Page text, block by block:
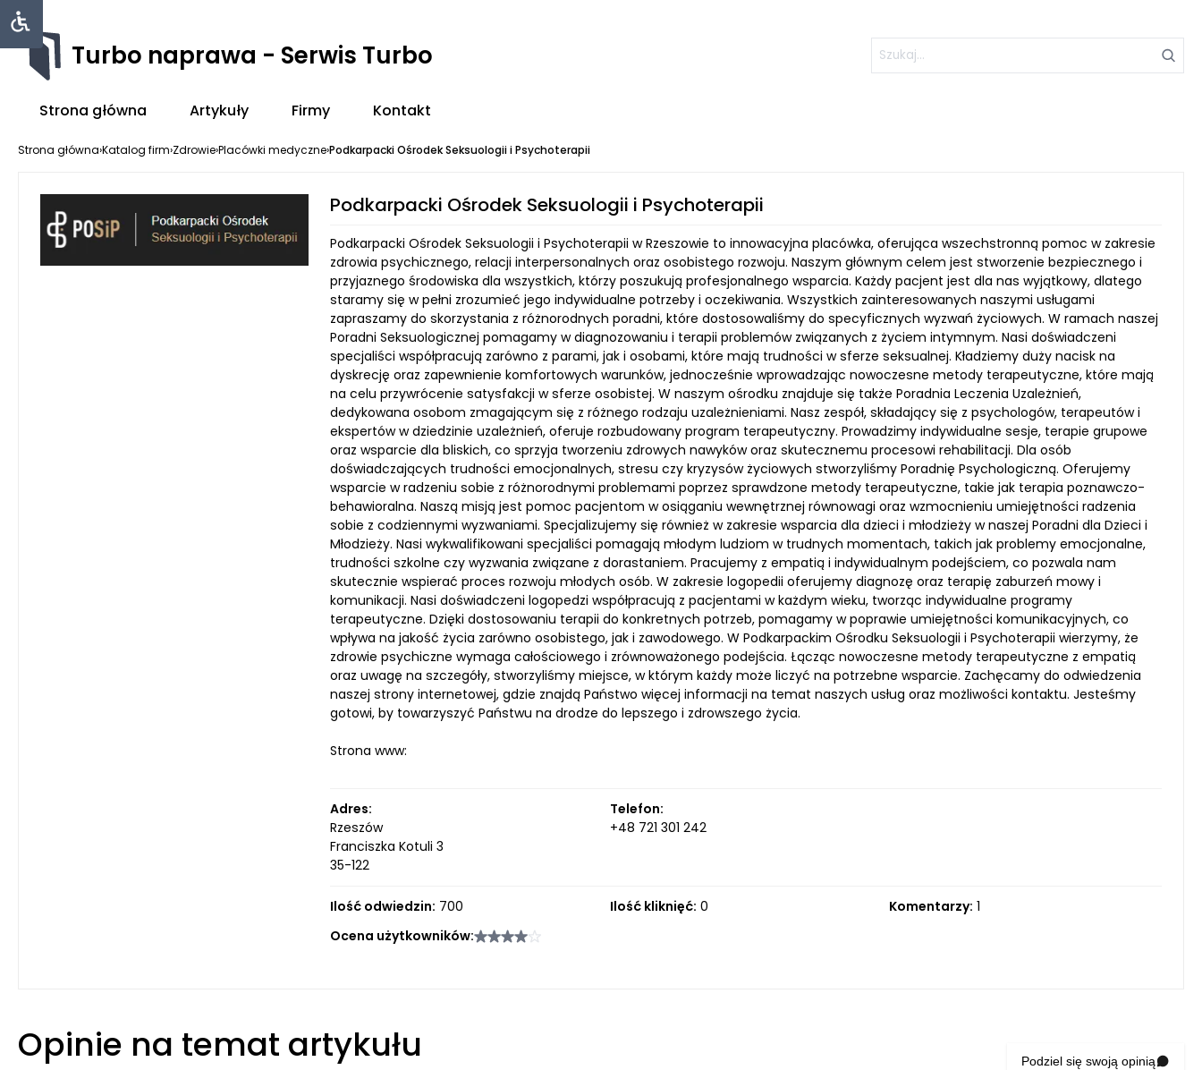
Turbo naprawa - Serwis Turbo
Strona główna Artykuły Firmy Kontakt
Strona główna›Katalog firm›Zdrowie›Placówki medyczne›Podkarpacki Ośrodek Seksuologii i Psychoterapii
Podkarpacki Ośrodek Seksuologii i Psychoterapii
Podkarpacki Ośrodek Seksuologii i Psychoterapii w Rzeszowie to innowacyjna placówka, oferująca wszechstronną pomoc w zakresie
zdrowia psychicznego, relacji interpersonalnych oraz osobistego rozwoju. Naszym głównym celem jest stworzenie bezpiecznego i
przyjaznego środowiska dla wszystkich, którzy poszukują profesjonalnego wsparcia. Każdy pacjent jest dla nas wyjątkowy, dlatego
staramy się w pełni zrozumieć jego indywidualne potrzeby i oczekiwania. Wszystkich zainteresowanych naszymi usługami
zapraszamy do skorzystania z różnorodnych poradni, które dostosowaliśmy do specyficznych wyzwań życiowych. W ramach naszej
Poradni Seksuologicznej pomagamy w diagnozowaniu i terapii problemów związanych z życiem intymnym. Nasi doświadczeni
specjaliści współpracują zarówno z parami, jak i osobami, które mają trudności w sferze seksualnej. Kładziemy duży nacisk na
dyskrecję oraz zapewnienie komfortowych warunków, jednocześnie wprowadzając nowoczesne metody terapeutyczne, które mają
na celu przywrócenie satysfakcji w sferze osobistej. W naszym ośrodku znajduje się także Poradnia Leczenia Uzależnień,
dedykowana osobom zmagającym się z różnego rodzaju uzależnieniami. Nasz zespół, składający się z psychologów, terapeutów i
ekspertów w dziedzinie uzależnień, oferuje rozbudowany program terapeutyczny. Prowadzimy indywidualne sesje, terapie grupowe
oraz wsparcie dla bliskich, co sprzyja tworzeniu zdrowych nawyków oraz skutecznemu procesowi rehabilitacji. Dla osób
doświadczających trudności emocjonalnych, stresu czy kryzysów życiowych stworzyliśmy Poradnię Psychologiczną. Oferujemy
wsparcie w radzeniu sobie z różnorodnymi problemami poprzez sprawdzone metody terapeutyczne, takie jak terapia poznawczo-
behawioralna. Naszą misją jest pomoc pacjentom w osiąganiu wewnętrznej równowagi oraz wzmocnieniu umiejętności radzenia
sobie z codziennymi wyzwaniami. Specjalizujemy się również w zakresie wsparcia dla dzieci i młodzieży w naszej Poradni dla Dzieci i
Młodzieży. Nasi wykwalifikowani specjaliści pomagają młodym ludziom w trudnych momentach, takich jak problemy emocjonalne,
trudności szkolne czy wyzwania związane z dorastaniem. Pracujemy z empatią i indywidualnym podejściem, co pozwala nam
skutecznie wspierać proces rozwoju młodych osób. W zakresie logopedii oferujemy diagnozę oraz terapię zaburzeń mowy i
komunikacji. Nasi doświadczeni logopedzi współpracują z pacjentami w każdym wieku, tworząc indywidualne programy
terapeutyczne. Dzięki dostosowaniu terapii do konkretnych potrzeb, pomagamy w poprawie umiejętności komunikacyjnych, co
wpływa na jakość życia zarówno osobistego, jak i zawodowego. W Podkarpackim Ośrodku Seksuologii i Psychoterapii wierzymy, że
zdrowie psychiczne wymaga całościowego i zrównoważonego podejścia. Łącząc nowoczesne metody terapeutyczne z empatią
oraz uwagę na szczegóły, stworzyliśmy miejsce, w którym każdy może liczyć na potrzebne wsparcie. Zachęcamy do odwiedzenia
naszej strony internetowej, gdzie znajdą Państwo więcej informacji na temat naszych usług oraz możliwości kontaktu. Jesteśmy
gotowi, by towarzyszyć Państwu na drodze do lepszego i zdrowszego życia.
Strona www:
Adres:
Rzeszów
Franciszka Kotuli 3
35-122
Telefon:
+48 721 301 242
Ilość odwiedzin: 700 Ilość kliknięć: 0 Komentarzy: 1
Ocena użytkowników:
Opinie na temat artykułu Podziel się swoją opinią